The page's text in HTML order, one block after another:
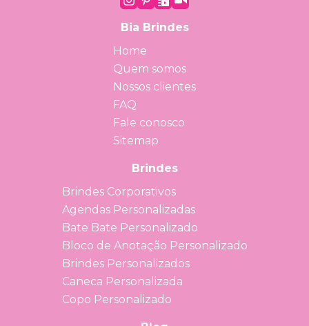
Bia Brindes
Home
Quem somos
Nossos clientes
FAQ
Fale conosco
Sitemap
Brindes
Brindes Corporativos
Agendas Personalizadas
Bate Bate Personalizado
Bloco de Anotação Personalizado
Brindes Personalizados
Caneca Personalizada
Copo Personalizado